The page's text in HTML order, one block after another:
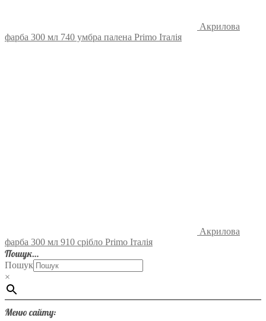
Акрилова
фарба 300 мл 740 умбра палена Primo Італія
Акрилова
фарба 300 мл 910 срібло Primo Італія
Пошук…
Пошук
×
Меню сайту: